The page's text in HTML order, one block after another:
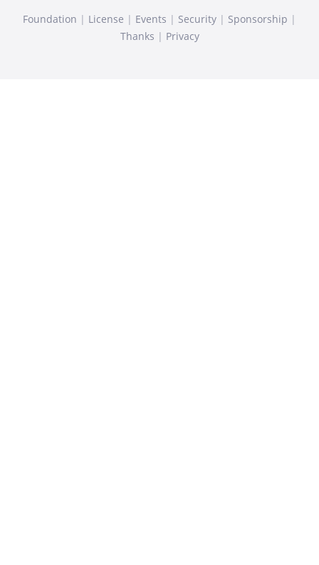
Foundation | License | Events | Security | Sponsorship |
Thanks | Privacy